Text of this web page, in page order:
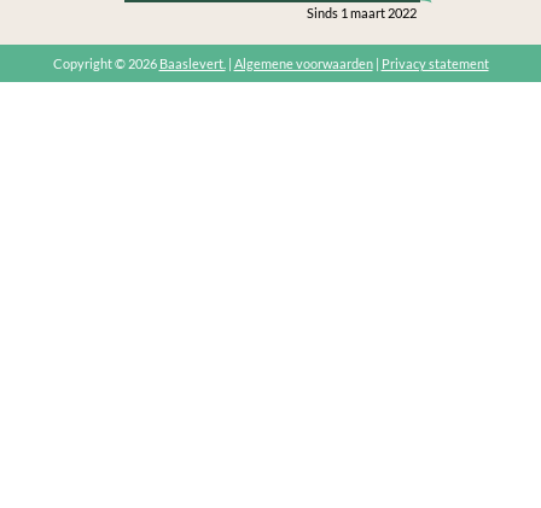
Sinds 1 maart 2022
Copyright © 2026 Baaslevert. | Algemene voorwaarden| Privacy statement